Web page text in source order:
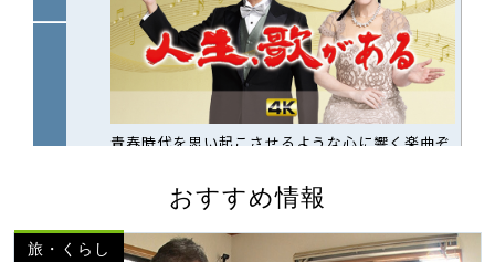
おすすめ情報
旅・くらし